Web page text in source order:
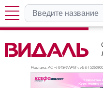
Реклама. АО «НИЖФАРМ», ИНН 526